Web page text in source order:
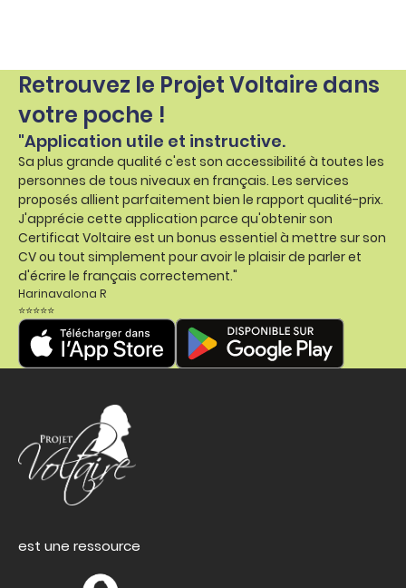
Retrouvez le Projet Voltaire dans
votre poche !
"Application utile et instructive.
Sa plus grande qualité c'est son accessibilité à toutes les
personnes de tous niveaux en français. Les services
proposés allient parfaitement bien le rapport qualité-prix.
J'apprécie cette application parce qu'obtenir son
Certificat Voltaire est un bonus essentiel à mettre sur son
CV ou tout simplement pour avoir le plaisir de parler et
d'écrire le français correctement."
Harinavalona R
⭐⭐⭐⭐⭐
est une ressource